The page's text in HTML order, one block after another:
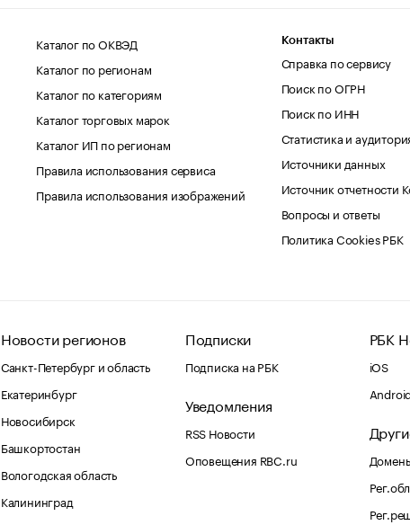
Каталог по ОКВЭД
Каталог по регионам
Каталог по категориям
Каталог торговых марок
Каталог ИП по регионам
Правила использования сервиса
Правила использования изображений
Контакты
Справка по сервису
Поиск по ОГРН
Поиск по ИНН
Статистика и
Источники данных
Источник отчетности
Вопросы и ответы
Политика Cookies РБК
Новости регионов
Санкт-Петербург и область
Екатеринбург
Новосибирск
Башкортостан
Вологодская область
Калининград
Подписки
Подписка на РБК
Уведомления
RSS Новости
Оповещения RBC.ru
РБК
iOS